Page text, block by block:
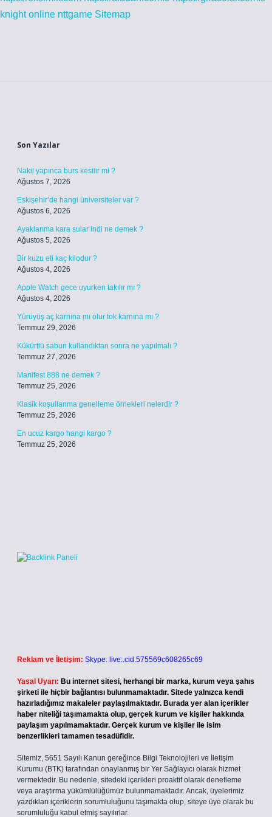
knight online nttgame Sitemap
Son Yazılar
Nakil yapınca burs kesilir mi ?
Ağustos 7, 2026
Eskişehir’de hangi üniversiteler var ?
Ağustos 6, 2026
Ayaklarıma kara sular indi ne demek ?
Ağustos 5, 2026
Bir kuzu eti kaç kilodur ?
Ağustos 4, 2026
Apple Watch gece uyurken takılır mı ?
Ağustos 4, 2026
Yürüyüş aç karnına mı olur tok karnına mı ?
Temmuz 29, 2026
Kükürtlü sabun kullandıktan sonra ne yapılmalı ?
Temmuz 27, 2026
Manifest 888 ne demek ?
Temmuz 25, 2026
Klasik koşullanma genelleme örnekleri nelerdir ?
Temmuz 25, 2026
En ucuz kargo hangi kargo ?
Temmuz 25, 2026
Reklam ve İletişim: Skype: live:.cid.575569c608265c69
Yasal Uyarı: Bu internet sitesi, herhangi bir marka, kurum veya şahıs
şirketi ile hiçbir bağlantısı bulunmamaktadır. Sitede yalnızca kendi
hazırladığımız makaleler paylaşılmaktadır. Burada yer alan içerikler
haber niteliği taşımamakta olup, gerçek kurum ve kişiler hakkında
paylaşım yapılmamaktadır. Gerçek kurum ve kişiler ile isim
benzerlikleri tamamen tesadüfidir.
Sitemiz, 5651 Sayılı Kanun gereğince Bilgi Teknolojileri ve İletişim
Kurumu (BTK) tarafından onaylanmış bir Yer Sağlayıcı olarak hizmet
vermektedir. Bu nedenle, sitedeki içerikleri proaktif olarak denetleme
veya araştırma yükümlülüğümüz bulunmamaktadır. Ancak, üyelerimiz
yazdıkları içeriklerin sorumluluğunu taşımakta olup, siteye üye olarak bu
sorumluluğu kabul etmiş sayılırlar.